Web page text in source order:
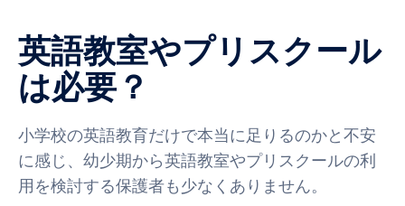
英語教室やプリスクール
は必要？
小学校の英語教育だけで本当に足りるのかと不安
に感じ、幼少期から英語教室やプリスクールの利
用を検討する保護者も少なくありません。